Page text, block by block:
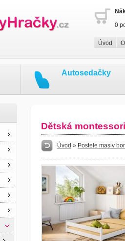
0
Úvod
Autosedačky
Dětská
Úvod » Postele masiv